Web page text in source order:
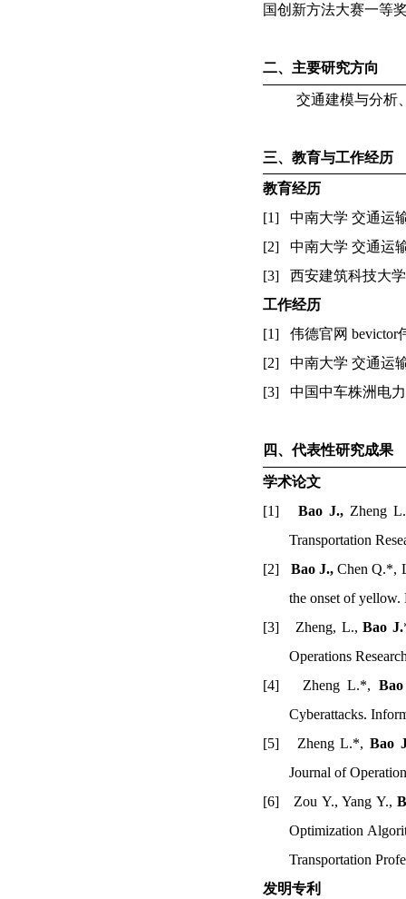
国创新方法大赛一等
二、主要研究方向
交通建模与分析
三、教育与工作经历
教育经历
[1]
中南大学 交通运
[2]
中南大学 交通运
[3]
西安建筑科技大学
工作经历
[1]
伟德官网 bevictor
[2]
中南大学 交通运
[3]
中国中车株洲电
四、代表性研究成果
学术论文
[1]
Bao J., Zheng
Transportation
[2]
Bao J.,Chen Q.*,
the onset of yellow.
[3]
Zheng, L.,Bao J.
Operations
[4]
Zheng L.*,
Cyberattacks.
[5]
Zheng L.*, Bao
Journal of
[6]
Zou Y., Yang Y.,
Optimization
Transportation
发明专利